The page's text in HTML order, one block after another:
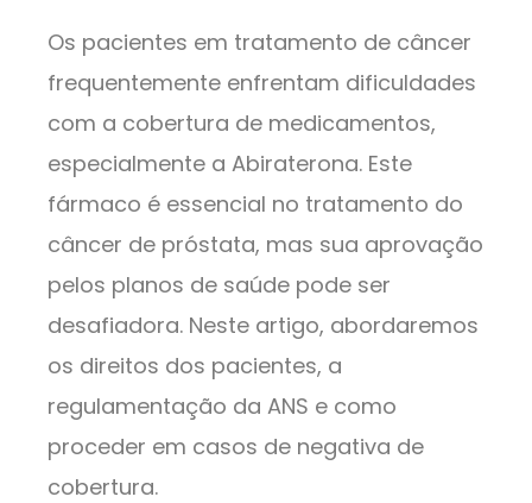
Os pacientes em tratamento de câncer
frequentemente enfrentam dificuldades
com a cobertura de medicamentos,
especialmente a Abiraterona. Este
fármaco é essencial no tratamento do
câncer de próstata, mas sua aprovação
pelos planos de saúde pode ser
desafiadora. Neste artigo, abordaremos
os direitos dos pacientes, a
regulamentação da ANS e como
proceder em casos de negativa de
cobertura.